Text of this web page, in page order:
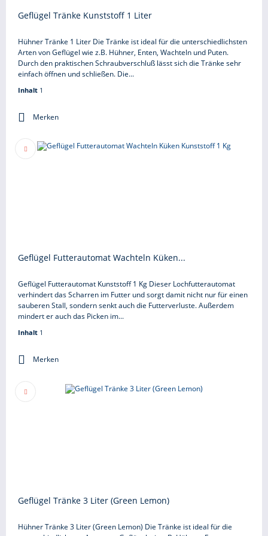
Geflügel Tränke Kunststoff 1 Liter
Hühner Tränke 1 Liter Die Tränke ist ideal für die unterschiedlichsten
Arten von Geflügel wie z.B. Hühner, Enten, Wachteln und Puten.
Durch den praktischen Schraubverschluß lässt sich die Tränke sehr
einfach öffnen und schließen. Die...
Inhalt 1
Merken
Geflügel Futterautomat Wachteln Küken...
Geflügel Futterautomat Kunststoff 1 Kg Dieser Lochfutterautomat
verhindert das Scharren im Futter und sorgt damit nicht nur für einen
sauberen Stall, sondern senkt auch die Futterverluste. Außerdem
mindert er auch das Picken im...
Inhalt 1
Merken
Geflügel Tränke 3 Liter (Green Lemon)
Hühner Tränke 3 Liter (Green Lemon) Die Tränke ist ideal für die